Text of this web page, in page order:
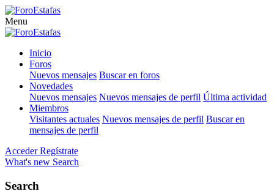
Menu
Inicio
Foros
Nuevos mensajes Buscar en foros
Novedades
Nuevos mensajes Nuevos mensajes de perfil Última actividad
Miembros
Visitantes actuales Nuevos mensajes de perfil Buscar en
mensajes de perfil
Acceder Regístrate
What's new Search
Search